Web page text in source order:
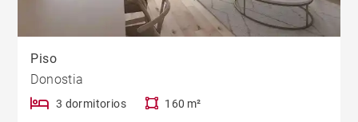
Piso
Donostia
3 dormitorios 160 m²